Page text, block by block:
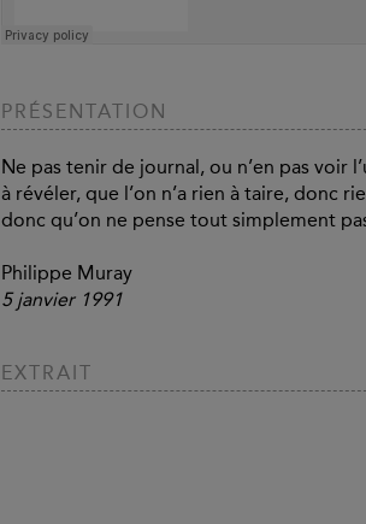
PRÉSENTATION
Ne pas tenir de journal, ou n’en pas voir
à révéler, que l’on n’a rien à taire, donc
donc qu’on ne pense tout simplement
Philippe Muray
5 janvier 1991
EXTRAIT